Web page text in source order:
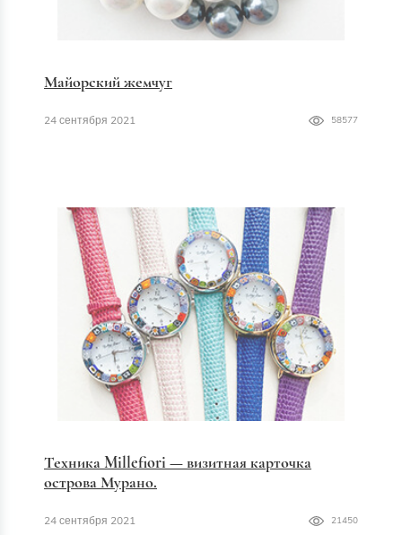
Майорский жемчуг
24 сентября 2021 58577
Техника Millefiori — визитная карточка
острова Мурано.
24 сентября 2021 21450